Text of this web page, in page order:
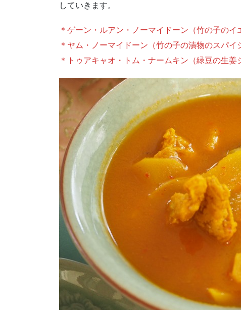
していきます。
＊ゲーン・ルアン・ノーマイドーン（竹の子のイ
＊ヤム・ノーマイドーン（竹の子の漬物のスパイ
＊トゥアキャオ・トム・ナームキン（緑豆の生姜